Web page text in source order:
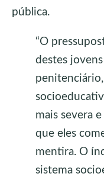
pública.
“O
destes
mais severa
que eles
mentira. O
sistema